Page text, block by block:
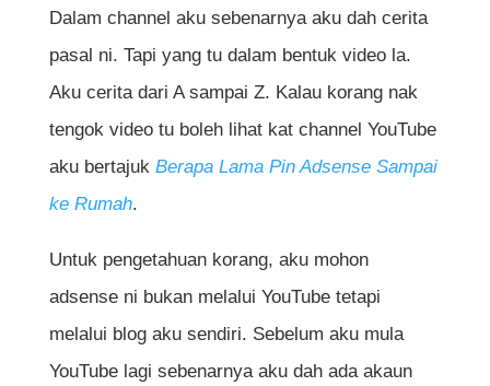
Dalam channel aku sebenarnya aku dah cerita
pasal ni. Tapi yang tu dalam bentuk video la.
Aku cerita dari A sampai Z. Kalau korang nak
tengok video tu boleh lihat kat channel YouTube
aku bertajuk Berapa Lama Pin Adsense Sampai
ke Rumah.
Untuk pengetahuan korang, aku mohon
adsense ni bukan melalui YouTube tetapi
melalui blog aku sendiri. Sebelum aku mula
YouTube lagi sebenarnya aku dah ada akaun